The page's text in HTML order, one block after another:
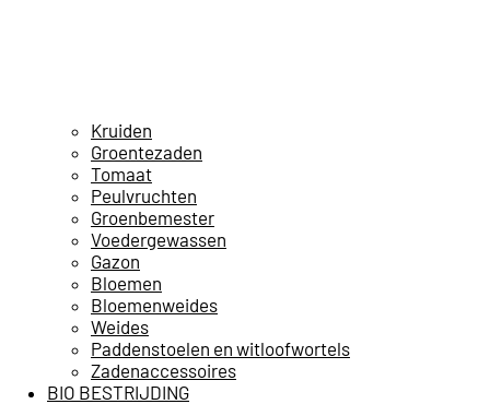
Kruiden
Groentezaden
Tomaat
Peulvruchten
Groenbemester
Voedergewassen
Gazon
Bloemen
Bloemenweides
Weides
Paddenstoelen en witloofwortels
Zadenaccessoires
BIO BESTRIJDING